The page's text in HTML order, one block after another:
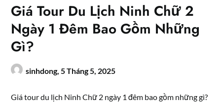
Giá Tour Du Lịch Ninh Chữ 2
Ngày 1 Đêm Bao Gồm Những
Gì?
sinhdong,5 Tháng 5, 2025
Giá tour du lịch Ninh Chữ 2 ngày 1 đêm bao gồm những gì?